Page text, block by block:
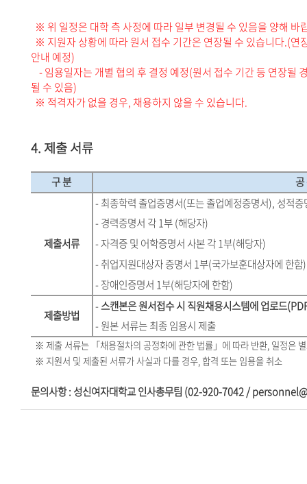
※ 위 일정은 대학 측 사정에 따라 일부 변경될 수 있음을 양해 바
※ 지원자 상황에 따라 원서 접수 기간은 연장될 수 있습니다.(연
안내 예정)
- 임용일자는 개별 협의 후 결정 예정(원서 접수 기간 등 연장될
될 수 있음)
※ 적격자가 없을 경우, 채용하지 않을 수 있습니다.
4. 제출 서류
구 분 공
제출서류
- 최종학력 졸업증명서(또는 졸업예정증명서), 성적증
- 경력증명서 각 1부 (해당자)
- 자격증 및 어학증명서 사본 각 1부(해당자)
- 취업지원대상자 증명서 1부(국가보훈대상자에 한함)
- 장애인증명서 1부(해당자에 한함)
제출방법
-스캔본은 원서접수 시 직원채용시스템에 업로드
- 원본 서류는 최종 임용시 제출
※ 제출 서류는 「채용절차의 공정화에 관한 법률」에 따라 반환, 일정은
※ 지원서 및 제출된 서류가 사실과 다를 경우, 합격 또는 임용을 취소
문의사항 : 성신여자대학교 인사총무팀 (02-920-7042 /